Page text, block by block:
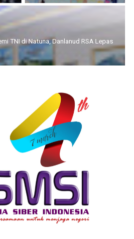
: Pers Profesional Harus